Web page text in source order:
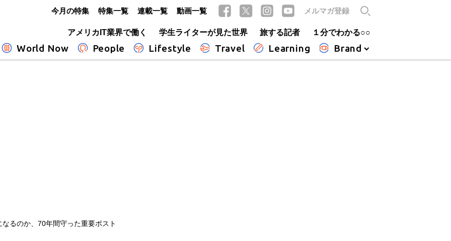
アメリカIT業界で働く
学生ライターが見た世界 旅する記者 １分でわかる○○
World Now People Lifestyle Travel Learning Brand
今月の特集 特集一覧 連載一覧 動画一覧 メルマガ登録
るのか、70年間守った重要ポスト